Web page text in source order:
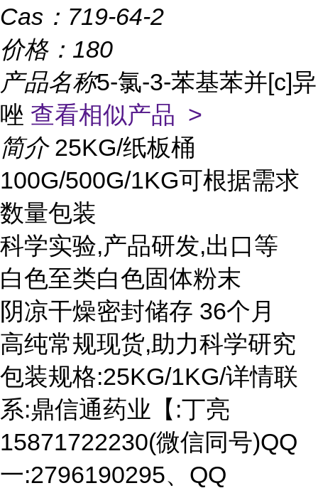
Cas： 719-64-2
价格： 180
产品名称5-氯-3-苯基苯并[c]异
唑 查看相似产品 >
简介 25KG/纸板桶
100G/500G/1KG可根据需求
数量包装
科学实验,产品研发,出口等
白色至类白色固体粉末
阴凉干燥密封储存 36个月
高纯常规现货,助力科学研究
包装规格:25KG/1KG/详情联
系:鼎信通药业【:丁亮
15871722230(微信同号)QQ
一:2796190295、QQ